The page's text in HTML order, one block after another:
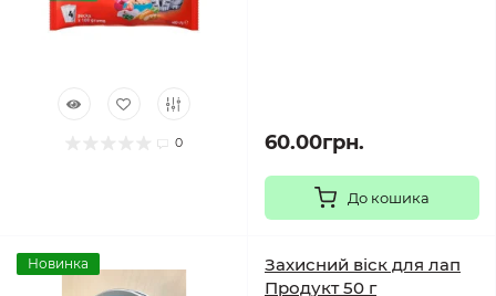
0 60.00грн.
До кошика
Новинка
Захисний віск для лап
Продукт 50 г